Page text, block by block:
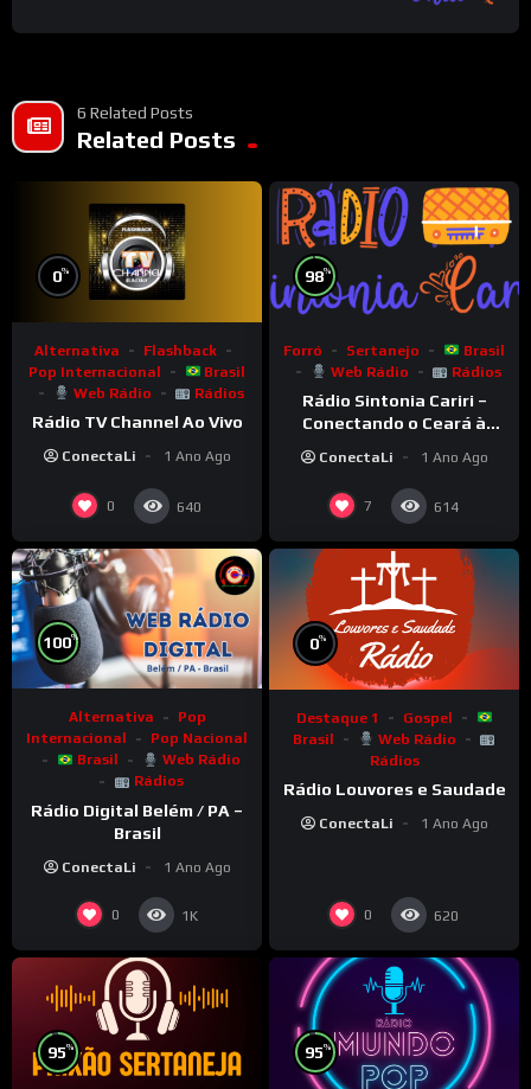
6 Related Posts
Related Posts
0%
Alternativa
Flashback
Pop Internacional
Brasil
Web Rádio
Rádios
Rádio TV Channel Ao Vivo
ConectaLi 1 Ano Ago
0 640
98%
Forró Sertanejo
Brasil
Web Rádio
Rádios
Rádio Sintonia Cariri –
Conectando o Ceará à
Informação e Cultura
ConectaLi 1 Ano Ago
7 614
100%
Alternativa
Pop
Internacional
Pop Nacional
Brasil
Web Rádio
Rádios
Rádio Digital Belém / PA –
Brasil
ConectaLi 1 Ano Ago
0 1K
0%
Destaque 1
Gospel
Brasil
Web Rádio
Rádios
Rádio Louvores e Saudade
ConectaLi 1 Ano Ago
0 620
95% 95%